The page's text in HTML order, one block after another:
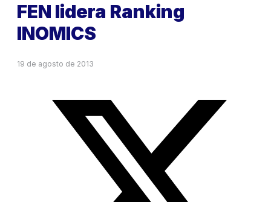
FEN lidera Ranking
INOMICS
19 de agosto de 2013